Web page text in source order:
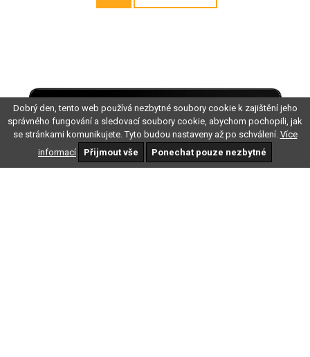
Dobrý den, tento web používá nezbytné soubory cookie k zajištění jeho
správného fungování a sledovací soubory cookie, abychom pochopili, jak
se stránkami komunikujete. Tyto budou nastaveny až po schválení. Více
informací
Přijmout vše Ponechat pouze nezbytné